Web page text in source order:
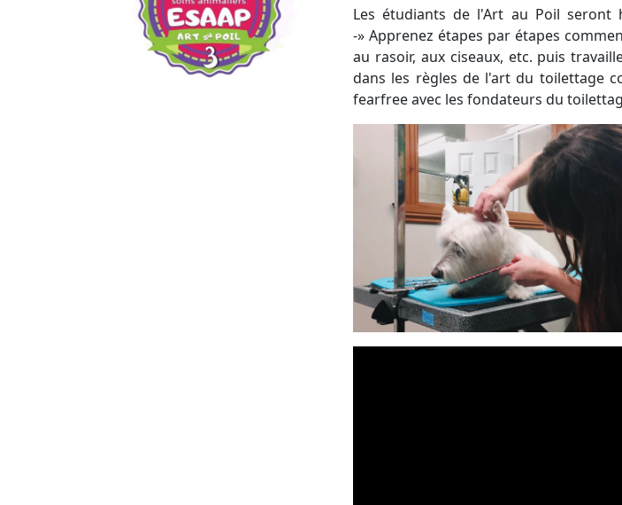
Les étudiants de l'Art au Poil seront
-»Apprenez étapes par étapes
au rasoir, aux ciseaux, etc. puis
dans les règles de l'art du toilettage
fearfree avec les fondateurs du